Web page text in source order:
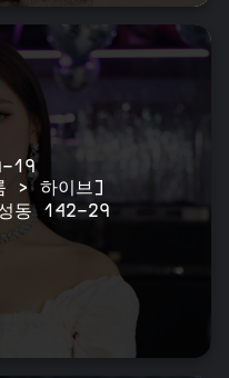
19
> 하이브]
동 142-29